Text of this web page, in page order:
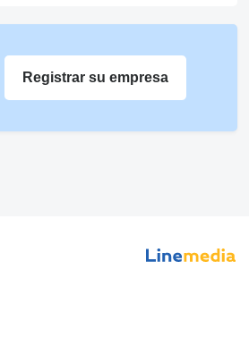
Registrar su empresa